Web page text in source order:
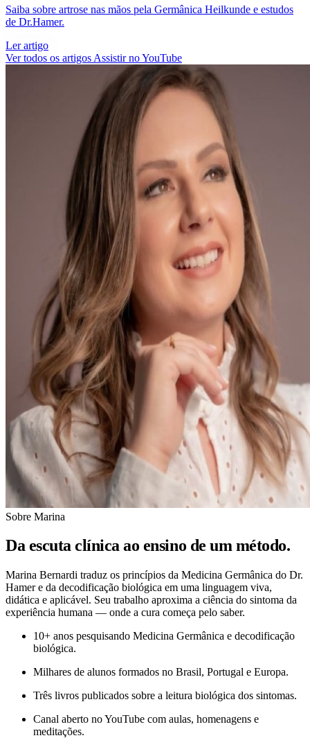
Saiba sobre artrose nas mãos pela Germânica Heilkunde e estudos
de Dr.Hamer.
Ler artigo
Ver todos os artigos Assistir no YouTube
Sobre Marina
Da escuta clínica ao ensino de ummétodo.
Marina Bernardi traduz os princípios da Medicina Germânica do Dr.
Hamer e da decodificação biológica em uma linguagem viva,
didática e aplicável. Seu trabalho aproxima a ciência do sintoma da
experiência humana — onde a cura começa pelo saber.
10+ anos pesquisando Medicina Germânica e decodificação
biológica.
Milhares de alunos formados no Brasil, Portugal e Europa.
Três livros publicados sobre a leitura biológica dos sintomas.
Canal aberto no YouTube com aulas, homenagens e
meditações.